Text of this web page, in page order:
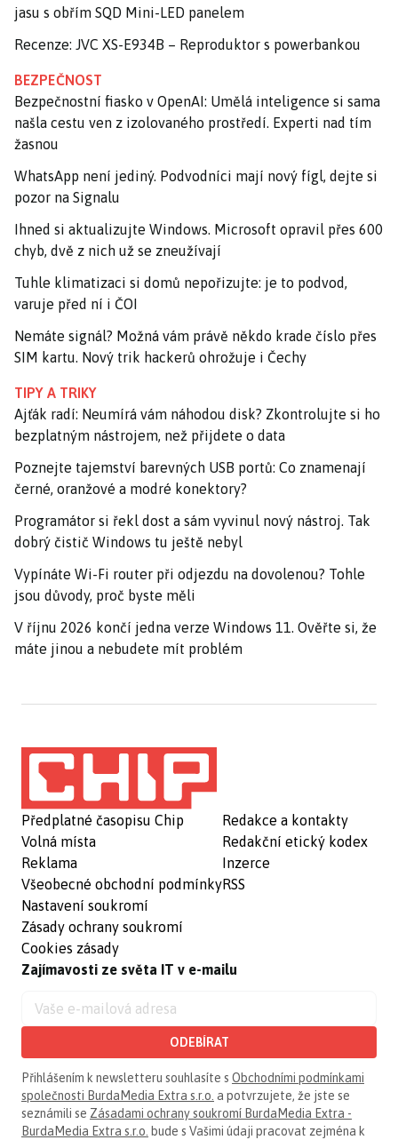
jasu s obřím SQD Mini-LED panelem
Recenze: JVC XS-E934B – Reproduktor s powerbankou
BEZPEČNOST
Bezpečnostní fiasko v OpenAI: Umělá inteligence si sama
našla cestu ven z izolovaného prostředí. Experti nad tím
žasnou
WhatsApp není jediný. Podvodníci mají nový fígl, dejte si
pozor na Signalu
Ihned si aktualizujte Windows. Microsoft opravil přes 600
chyb, dvě z nich už se zneužívají
Tuhle klimatizaci si domů nepořizujte: je to podvod,
varuje před ní i ČOI
Nemáte signál? Možná vám právě někdo krade číslo přes
SIM kartu. Nový trik hackerů ohrožuje i Čechy
TIPY A TRIKY
Ajťák radí: Neumírá vám náhodou disk? Zkontrolujte si ho
bezplatným nástrojem, než přijdete o data
Poznejte tajemství barevných USB portů: Co znamenají
černé, oranžové a modré konektory?
Programátor si řekl dost a sám vyvinul nový nástroj. Tak
dobrý čistič Windows tu ještě nebyl
Vypínáte Wi-Fi router při odjezdu na dovolenou? Tohle
jsou důvody, proč byste měli
V říjnu 2026 končí jedna verze Windows 11. Ověřte si, že
máte jinou a nebudete mít problém
Předplatné časopisu Chip
Volná místa
Reklama
Všeobecné obchodní podmínky
Nastavení soukromí
Zásady ochrany soukromí
Cookies zásady
Redakce a kontakty
Redakční etický kodex
Inzerce
RSS
Zajímavosti ze světa IT v e-mailu
ODEBÍRAT
Přihlášením k newsletteru souhlasíte s Obchodními podmínkami
společnosti BurdaMedia Extra s.r.o. a potvrzujete, že jste se
seznámili se Zásadami ochrany soukromí BurdaMedia Extra -
BurdaMedia Extra s.r.o. bude s Vašimi údaji pracovat zejména k